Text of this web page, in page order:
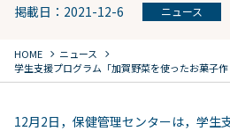
掲載日：2021-12-6 ニュース
HOME chevron_right ニュース chevron_right
学生支援プログラム「加賀野菜を使ったお菓子
12月2日，保健管理センターは，学生